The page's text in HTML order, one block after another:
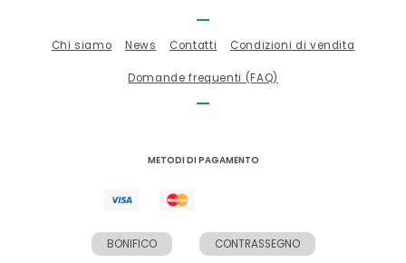
Chi siamo News Contatti Condizioni di vendita
Domande frequenti (FAQ)
METODI DI PAGAMENTO
BONIFICO CONTRASSEGNO